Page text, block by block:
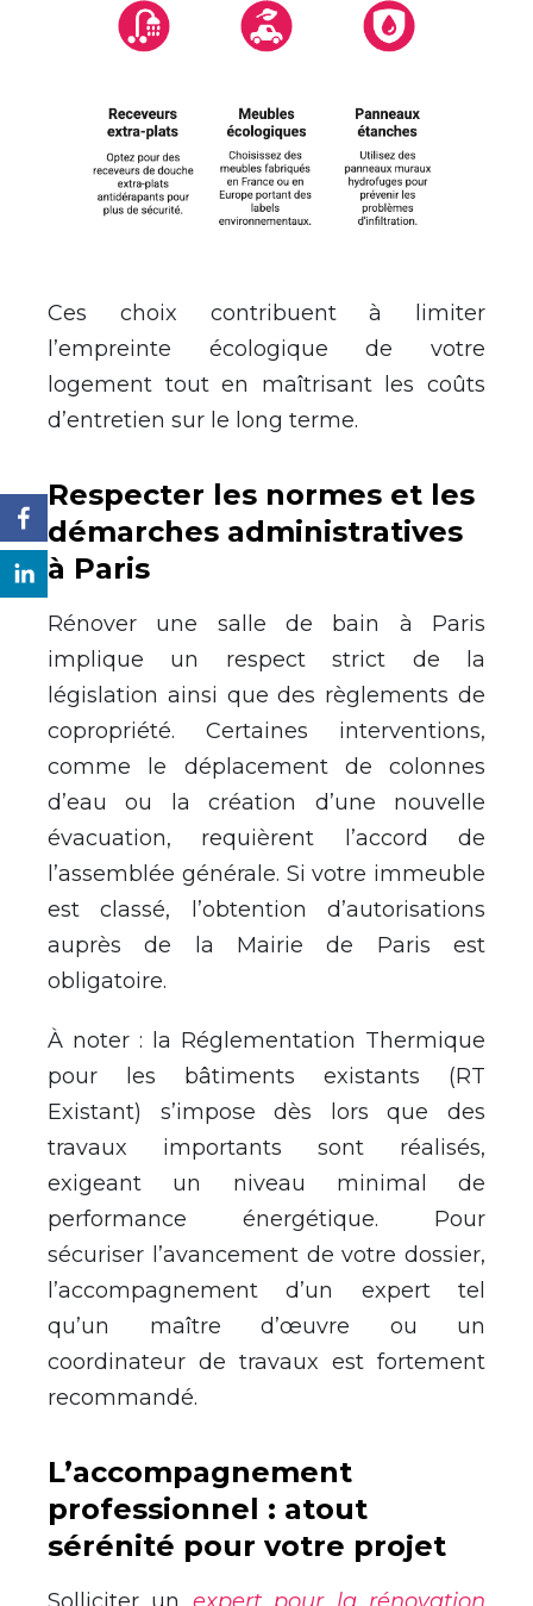
Ces choix contribuent à limiter
l’empreinte écologique de votre
logement tout en maîtrisant les coûts
d’entretien sur le long terme.
Respecter les normes et les
démarches administratives
à Paris
Rénover une salle de bain à Paris
implique un respect strict de la
législation ainsi que des règlements de
copropriété. Certaines interventions,
comme le déplacement de colonnes
d’eau ou la création d’une nouvelle
évacuation, requièrent l’accord de
l’assemblée générale. Si votre immeuble
est classé, l’obtention d’autorisations
auprès de la Mairie de Paris est
obligatoire.
À noter : la Réglementation Thermique
pour les bâtiments existants (RT
Existant) s’impose dès lors que des
travaux importants sont réalisés,
exigeant un niveau minimal de
performance énergétique. Pour
sécuriser l’avancement de votre dossier,
l’accompagnement d’un expert tel
qu’un maître d’œuvre ou un
coordinateur de travaux est fortement
recommandé.
L’accompagnement
professionnel : atout
sérénité pour votre projet